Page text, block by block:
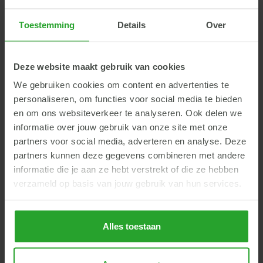
Toestemming Details Over
Deze website maakt gebruik van cookies
We gebruiken cookies om content en advertenties te
personaliseren, om functies voor social media te bieden
en om ons websiteverkeer te analyseren. Ook delen we
informatie over jouw gebruik van onze site met onze
partners voor social media, adverteren en analyse. Deze
partners kunnen deze gegevens combineren met andere
informatie die je aan ze hebt verstrekt of die ze hebben
verzameld op basis van jouw gebruik van hun services.
Alles toestaan
verzuring tot gevolg heeft. Het is dan belangrijk om
Buffer AR Maximais een smakelijk mengsel dat naast
natriumbicarbonaat verschillende andere
buffergrondstoffen bevat. Dit zorgt voor een goede
spreiding van de buffercapaciteit waardoor het product
langer werkt dan natriumbicarbonaat. Daarnaast
ondersteunt Buffer AR Maxima de microbenpopulatie in
de pens en de darmen met behulp van gistcelwanden.
Dit heeft een positief effect op de weerstand.
Heb je vragen of wil je een
bestelling plaatsen?